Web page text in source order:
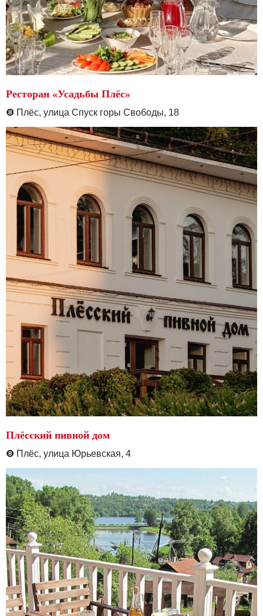
Ресторан «Усадьбы Плёс»
❽ Плёс, улица Спуск горы Свободы, 18
Плёсский пивной дом
❽ Плёс, улица Юрьевская, 4